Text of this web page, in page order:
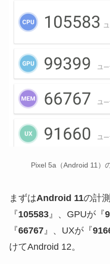
Pixel 5a（Android 11）
まずはAndroid 11の計
『105583』、GPUが『
『66767』、UXが『
けてAndroid 12。